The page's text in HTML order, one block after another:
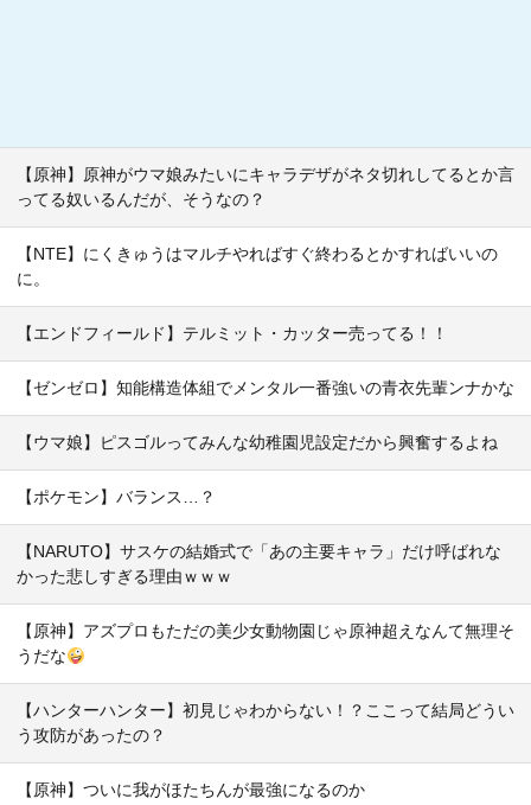
【原神】原神がウマ娘みたいにキャラデザがネタ切れしてるとか言
ってる奴いるんだが、そうなの？
【NTE】にくきゅうはマルチやればすぐ終わるとかすればいいの
に。
【エンドフィールド】テルミット・カッター売ってる！！
【ゼンゼロ】知能構造体組でメンタル一番強いの青衣先輩ンナかな
【ウマ娘】ピスゴルってみんな幼稚園児設定だから興奮するよね
【ポケモン】バランス…？
【NARUTO】サスケの結婚式で「あの主要キャラ」だけ呼ばれな
かった悲しすぎる理由ｗｗｗ
【原神】アズプロもただの美少女動物園じゃ原神超えなんて無理そ
うだな
【ハンターハンター】初見じゃわからない！？ここって結局どうい
う攻防があったの？
【原神】ついに我がほたちんが最強になるのか